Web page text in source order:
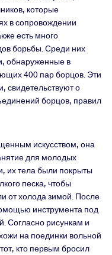
которые
в сопровождении
есть много
борьбы. Среди них
обнаруженные в
400 пар борцов. Эти
свидетельствуют о
борцов, правил
искусством, она
для молодых
их тела были покрыты
песка, чтобы
от холода зимой. После
инструмента под
Согласно рисункам и
на поединки вольной
кто первым бросил